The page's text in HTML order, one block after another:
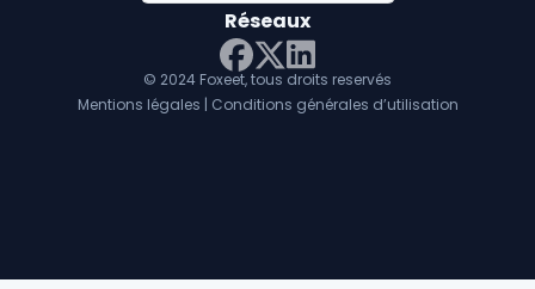
Réseaux
Facebook
Twitter X
LinkedIn
© 2024 Foxeet, tous droits reservés
Mentions légales | Conditions générales d’utilisation